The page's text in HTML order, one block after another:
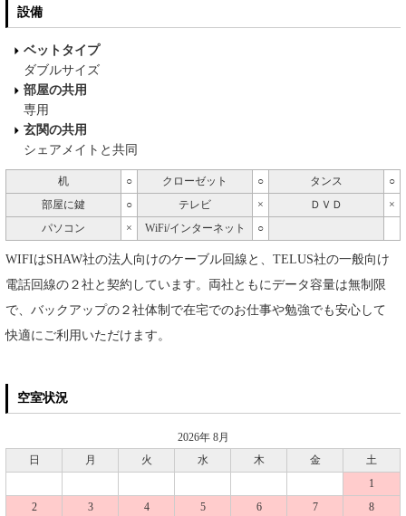
設備
ベットタイプ
ダブルサイズ
部屋の共用
専用
玄関の共用
シェアメイトと共同
机 ○ クローゼット ○ タンス
○
部屋に鍵
○ テレビ × ＤＶＤ
×
パソコン
× WiFi/インターネット ○
WIFIはSHAW社の法人向けのケーブル回線と、TELUS社の一般向け
電話回線の２社と契約しています。両社ともにデータ容量は無制限
で、バックアップの２社体制で在宅でのお仕事や勉強でも安心して
快適にご利用いただけます。
空室状況
2026年 8月
日
月 火 水 木 金
土
1
2
3 4 5 6 7
8